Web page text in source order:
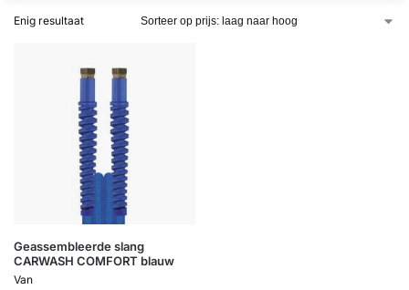
Enig resultaat
Geassembleerde slang
CARWASH COMFORT blauw
Van